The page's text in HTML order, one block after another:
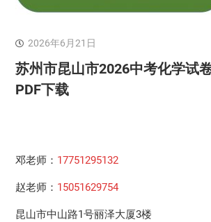
2026年6月21日
苏州市昆山市2026中考化学试
PDF下载
邓老师： 17751295132
赵老师： 15051629754
昆山市中山路1号丽泽大厦3楼